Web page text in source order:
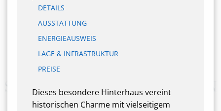
DETAILS
AUSSTATTUNG
ENERGIEAUSWEIS
LAGE & INFRASTRUKTUR
PREISE
Dieses besondere Hinterhaus vereint
historischen Charme mit vielseitigem